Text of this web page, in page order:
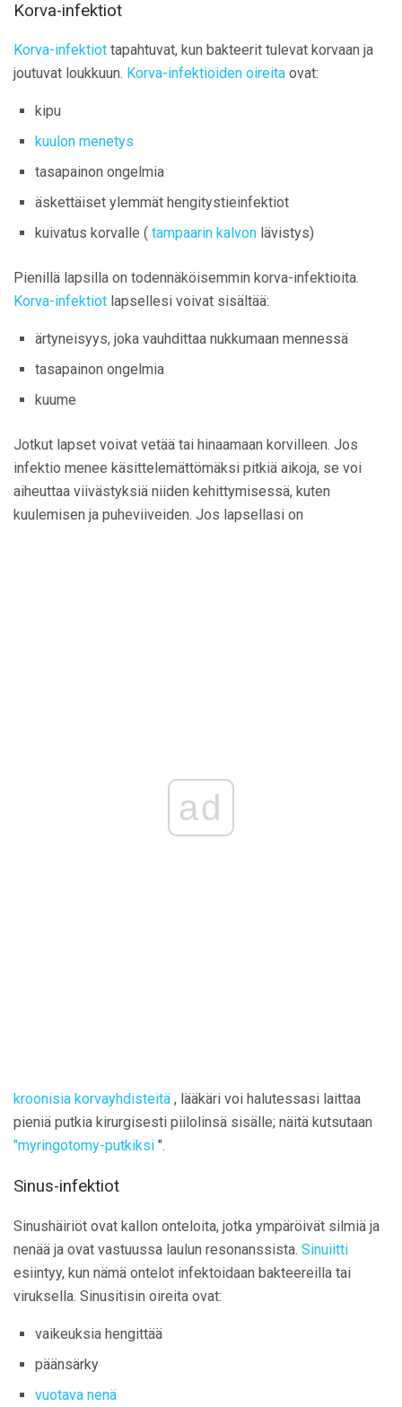
Korva-infektiot
Korva-infektiot tapahtuvat, kun bakteerit tulevat korvaan ja
joutuvat loukkuun. Korva-infektioiden oireita ovat:
kipu
kuulon menetys
tasapainon ongelmia
äskettäiset ylemmät hengitystieinfektiot
kuivatus korvalle ( tampaarin kalvon lävistys)
Pienillä lapsilla on todennäköisemmin korva-infektioita.
Korva-infektiot lapsellesi voivat sisältää:
ärtyneisyys, joka vauhdittaa nukkumaan mennessä
tasapainon ongelmia
kuume
Jotkut lapset voivat vetää tai hinaamaan korvilleen. Jos
infektio menee käsittelemättömäksi pitkiä aikoja, se voi
aiheuttaa viivästyksiä niiden kehittymisessä, kuten
kuulemisen ja puheviiveiden. Jos lapsellasi on
ad
kroonisia korvayhdisteitä , lääkäri voi halutessasi laittaa
pieniä putkia kirurgisesti piilolinsä sisälle; näitä kutsutaan
"myringotomy-putkiksi ".
Sinus-infektiot
Sinushäiriöt ovat kallon onteloita, jotka ympäröivät silmiä ja
nenää ja ovat vastuussa laulun resonanssista. Sinuiitti
esiintyy, kun nämä ontelot infektoidaan bakteereilla tai
viruksella. Sinusitisin oireita ovat:
vaikeuksia hengittää
päänsärky
vuotava nenä